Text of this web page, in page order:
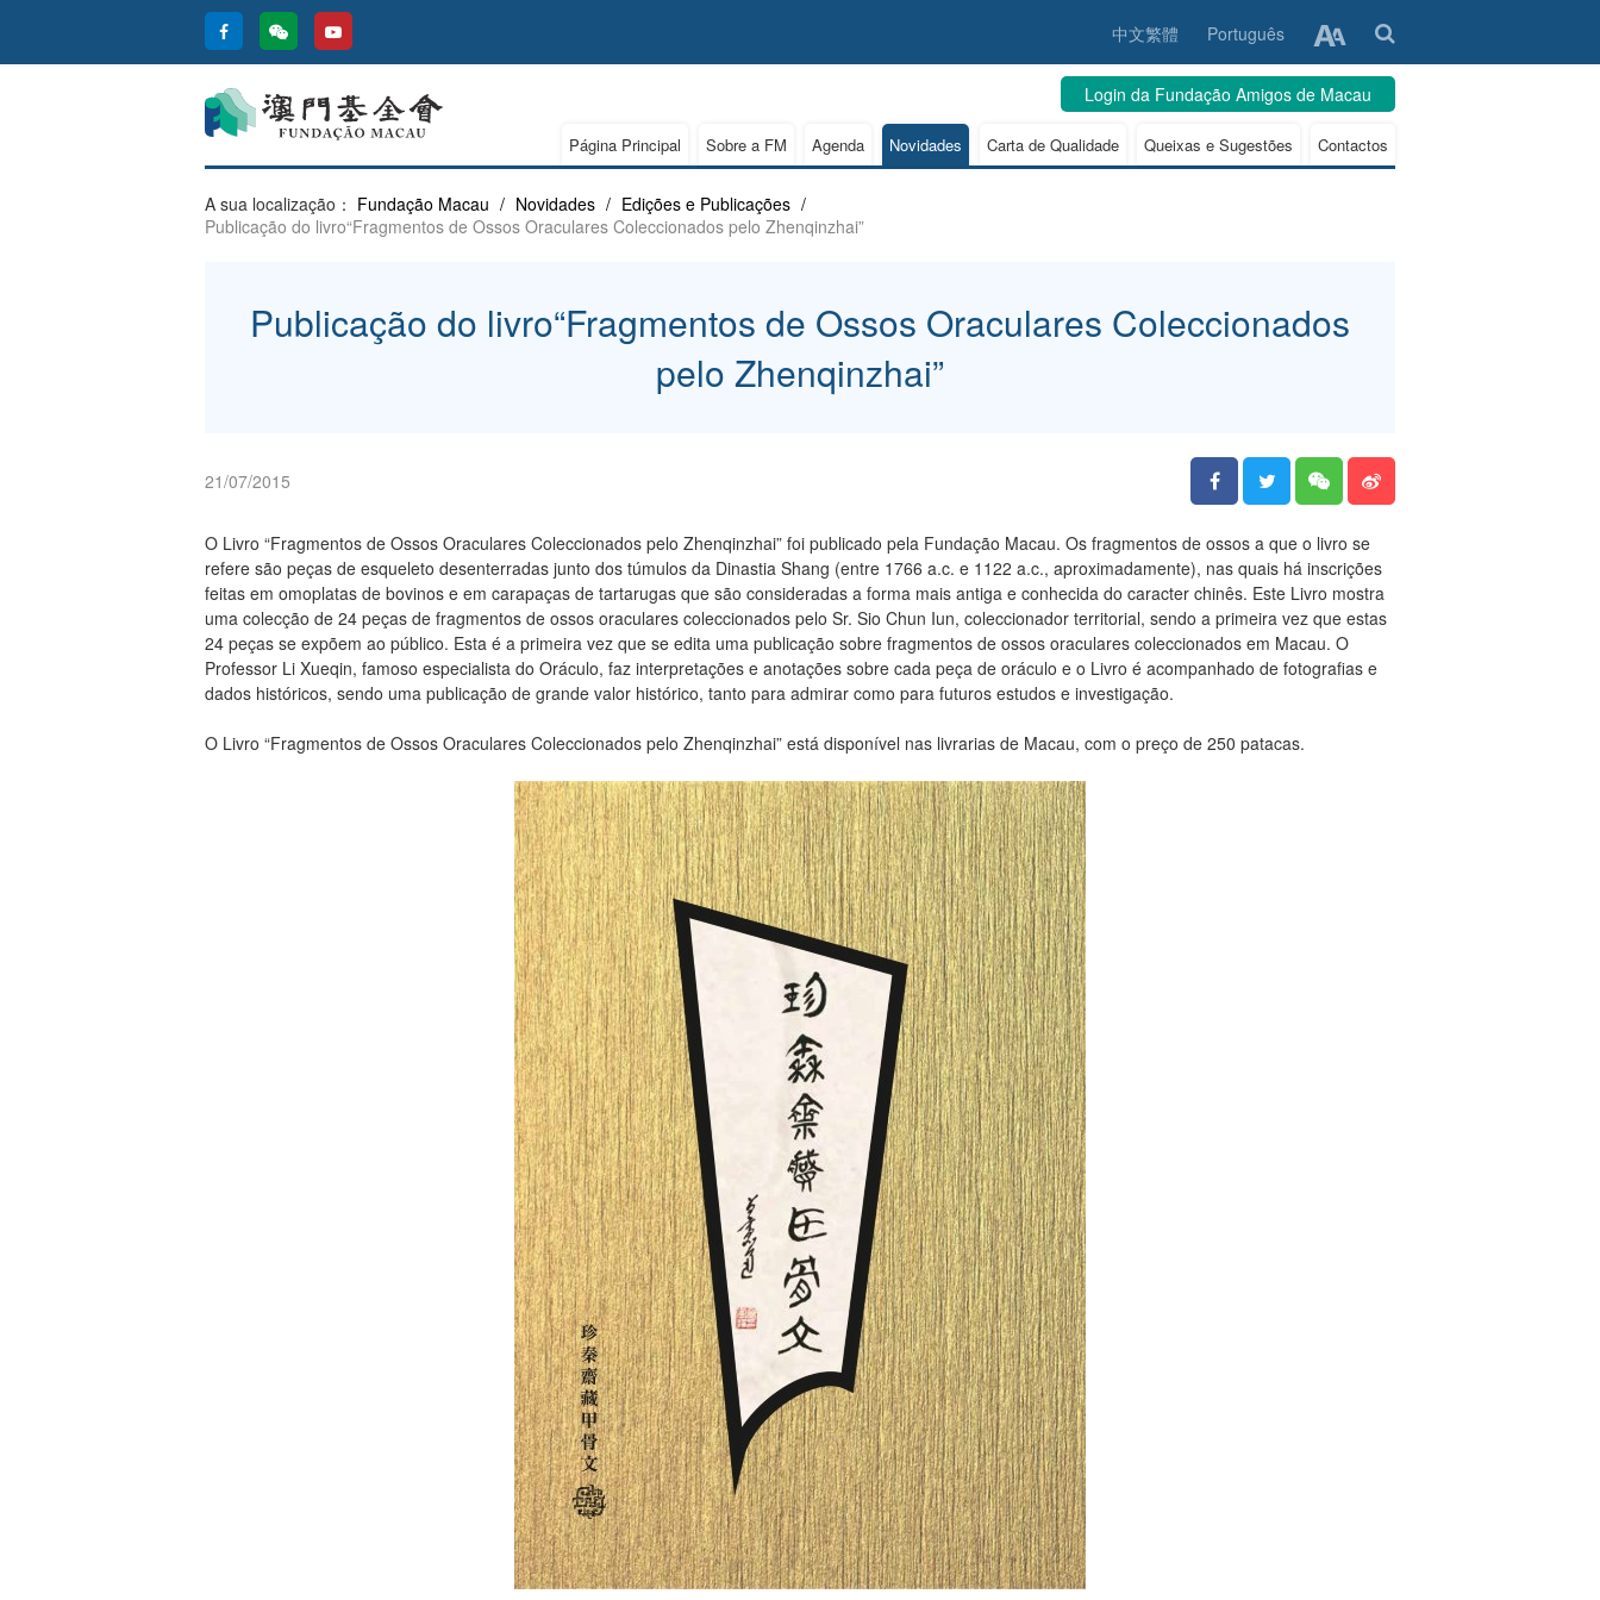
中文繁體 Português
Login da Fundação Amigos de Macau
Página Principal Sobre a FM Agenda Novidades Carta de Qualidade Queixas e Sugestões Contactos
A sua localização： Fundação Macau / Novidades / Edições e Publicações /
Publicação do livro“Fragmentos de Ossos Oraculares Coleccionados pelo Zhenqinzhai”
Publicação do livro“Fragmentos de Ossos Oraculares Coleccionados
pelo Zhenqinzhai”
21/07/2015
O Livro “Fragmentos de Ossos Oraculares Coleccionados pelo Zhenqinzhai” foi publicado pela Fundação Macau. Os fragmentos de ossos a que o livro se
refere são peças de esqueleto desenterradas junto dos túmulos da Dinastia Shang (entre 1766 a.c. e 1122 a.c., aproximadamente), nas quais há inscrições
feitas em omoplatas de bovinos e em carapaças de tartarugas que são consideradas a forma mais antiga e conhecida do caracter chinês. Este Livro mostra
uma colecção de 24 peças de fragmentos de ossos oraculares coleccionados pelo Sr. Sio Chun Iun, coleccionador territorial, sendo a primeira vez que estas
24 peças se expõem ao público. Esta é a primeira vez que se edita uma publicação sobre fragmentos de ossos oraculares coleccionados em Macau. O
Professor Li Xueqin, famoso especialista do Oráculo, faz interpretações e anotações sobre cada peça de oráculo e o Livro é acompanhado de fotografias e
dados históricos, sendo uma publicação de grande valor histórico, tanto para admirar como para futuros estudos e investigação.
O Livro “Fragmentos de Ossos Oraculares Coleccionados pelo Zhenqinzhai” está disponível nas livrarias de Macau, com o preço de 250 patacas.